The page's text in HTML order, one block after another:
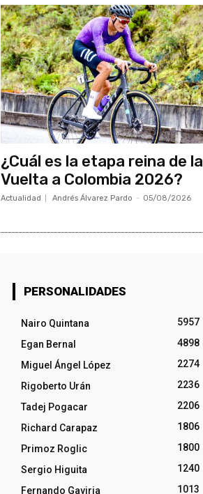
¿Cuál es la etapa reina de la
Vuelta a Colombia 2026?
Actualidad Andrés Álvarez Pardo - 05/08/2026
PERSONALIDADES
Nairo Quintana
5957
Egan Bernal
4898
Miguel Ángel López
2274
Rigoberto Urán
2236
Tadej Pogacar
2206
Richard Carapaz
1806
Primoz Roglic
1800
Sergio Higuita
1240
Fernando Gaviria
1013